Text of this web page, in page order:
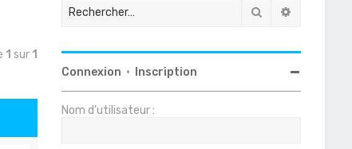
1 sur 1
Rechercher
Connexion • Inscription
Nom d’utilisateur :